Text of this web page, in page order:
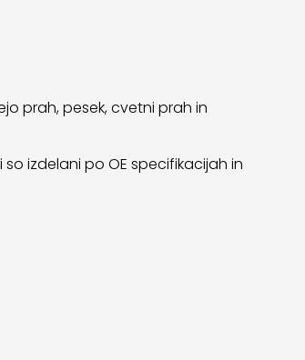
prah, pesek, cvetni prah in
izdelani po OE specifikacijah in